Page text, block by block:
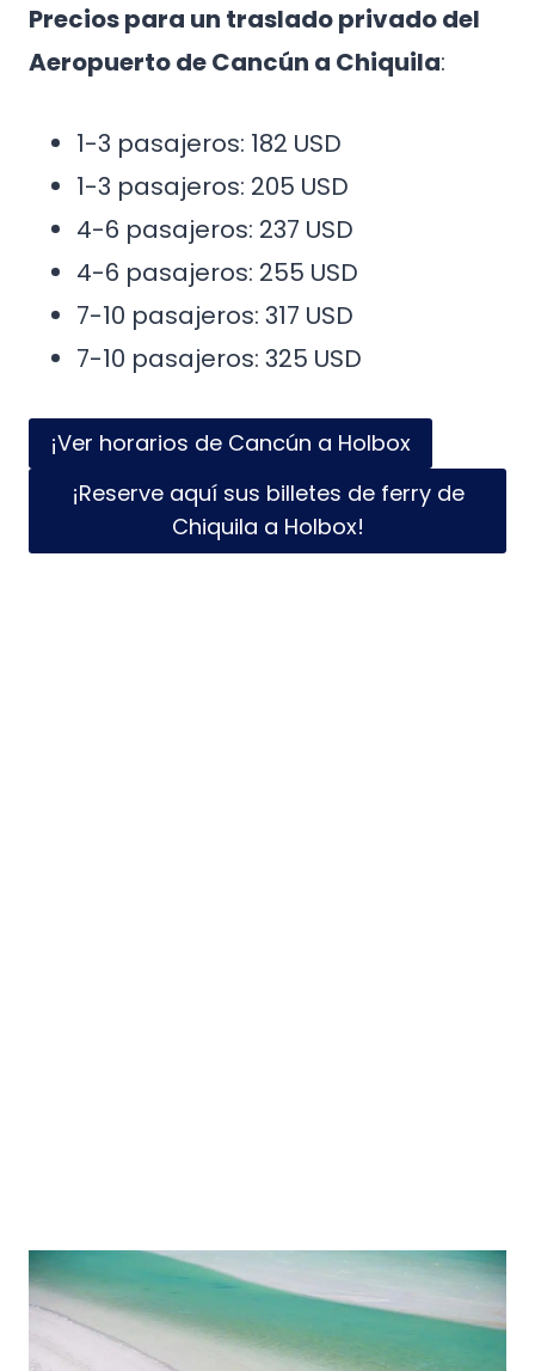
Precios para un traslado privado del
Aeropuerto de Cancún a Chiquila:
1-3 pasajeros: 182 USD
1-3 pasajeros: 205 USD
4-6 pasajeros: 237 USD
4-6 pasajeros: 255 USD
7-10 pasajeros: 317 USD
7-10 pasajeros: 325 USD
¡Ver horarios de Cancún a Holbox
¡Reserve aquí sus billetes de ferry de
Chiquila a Holbox!